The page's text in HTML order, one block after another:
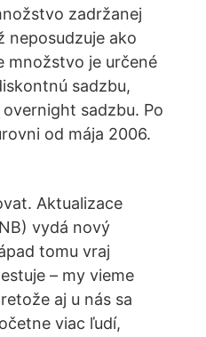
zadržanej
neposudzuje ako
množstvo je určené
sadzbu,
sadzbu. Po
od mája 2006.
Aktualizace
vydá nový
tomu vraj
– my vieme
aj u nás sa
viac ľudí,